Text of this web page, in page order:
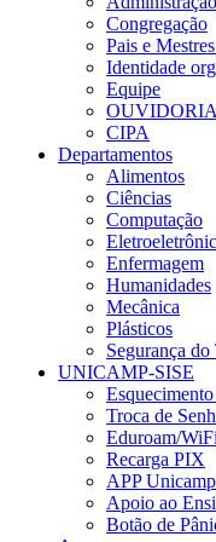
Congregação
Pais e
Identidade
Equipe
OUVIDORIA
CIPA
Departamentos
Alimentos
Ciências
Computação
Enfermagem
Humanidades
Mecânica
Plásticos
Segurança
UNICAMP-SISE
Troca de
Eduroam/WiFi
Recarga PIX
APP
Apoio ao
Botão de